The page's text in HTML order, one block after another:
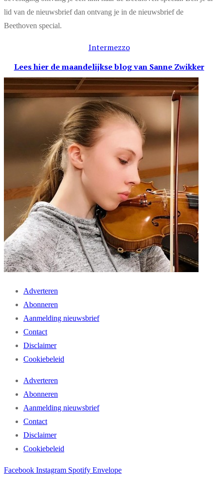
lid van de nieuwsbrief dan ontvang je in de nieuwsbrief de
Beethoven special.
Intermezzo
Lees hier de maandelijkse blogvan Sanne Zwikker
Adverteren
Abonneren
Aanmelding nieuwsbrief
Contact
Disclaimer
Cookiebeleid
Adverteren
Abonneren
Aanmelding nieuwsbrief
Contact
Disclaimer
Cookiebeleid
Facebook Instagram Spotify Envelope